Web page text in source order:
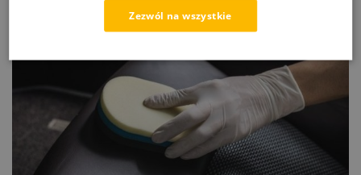
Zezwól na wszystkie